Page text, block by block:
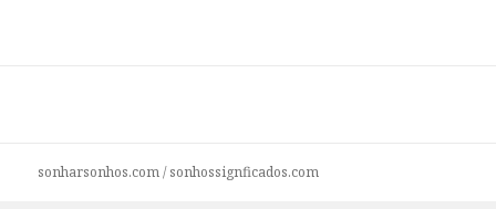
sonharsonhos.com/sonhossignficados.com